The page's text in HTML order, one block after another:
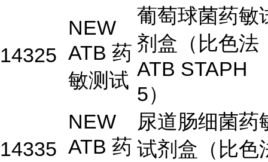
14325
NEW
ATB 药
敏测试
葡萄球菌药敏
剂盒（比色法
ATB STAPH
5）
14335
NEW
ATB 药
尿道肠细菌药
试剂盒（比色